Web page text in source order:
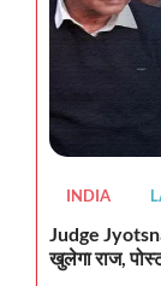
INDIA
Judge
खुलेगा राज,